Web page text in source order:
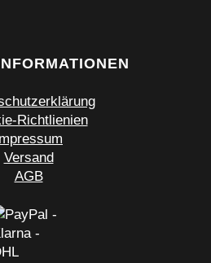
Richtlienien
Versand
AGB